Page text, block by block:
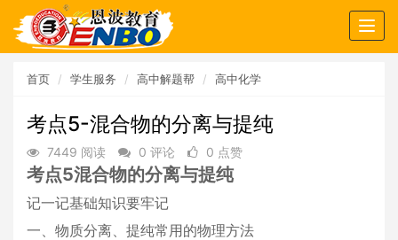
首页 学生服务 高中解题帮 高中化学
考点5-混合物的分离与提纯
7449 阅读 0 评论 0 点赞
考点5混合物的分离与提纯
记一记基础知识要牢记
一、物质分离、提纯常用的物理方法